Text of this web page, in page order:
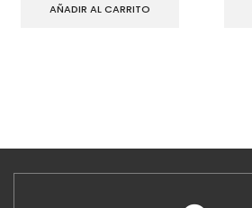
AÑADIR AL CARRITO